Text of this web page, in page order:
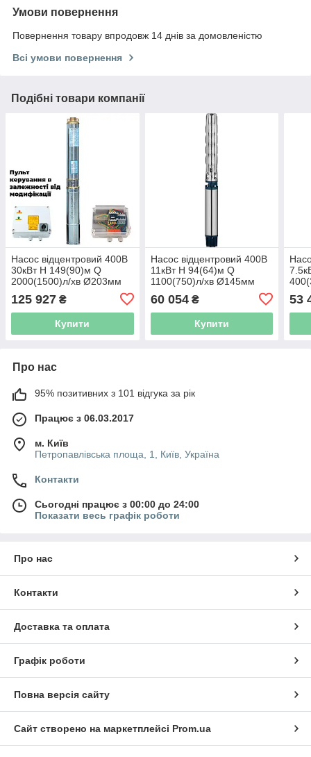
Умови повернення
Повернення товару впродовж 14 днів за домовленістю
Всі умови повернення
Подібні товари компанії
Насос відцентровий 400В
30кВт H 149(90)м Q
2000(1500)л/хв Ø203мм
колеса нерж сталь+пульт
(з 3х ЧАСТИН) DONGYIN
8SP95-7 (7778283)
125 927 ₴
Купити
Насос відцентровий 400В
11кВт H 94(64)м Q
1100(750)л/хв Ø145мм
колеса нерж сталь+пульт
(з 3х ЧАСТИН) DONGYIN
6SP46-7 (7777453)
60 054₴
Купити
(з
53
Про нас
95% позитивних з 101 відгука за рік
Працює з 06.03.2017
м. Київ
Петропавлівська площа, 1, Київ, Україна
Контакти
Сьогодні працює з 00:00 до 24:00
Показати весь графік роботи
Про нас
Контакти
Доставка та оплата
Графік роботи
Повна версія сайту
Сайт створено на маркетплейсі Prom.ua